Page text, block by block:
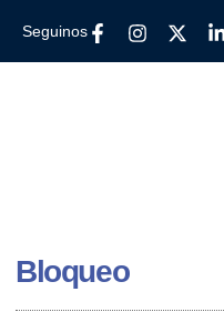
Seguinos
Bloqueo